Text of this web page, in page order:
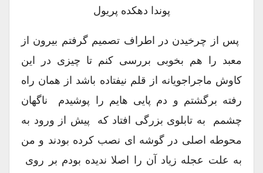
پوندا دهکده پریول
پس از چرخیدن در اطراف تصمیم گرفتم بیرون از
معبد را هم بخوبی بررسی کنم تا چیزی در این
کاوش ماجراجویانه از قلم نیفتاده باشد از همان راه
رفته برگشتم و دم پایی هایم را پوشیدم ناگهان
چشمم به تابلوی بزرگی افتاد که پیش از ورود به
محوطه اصلی در گوشه ای نصب کرده بودند و من
به علت عجله زیاد آن را اصلا ندیده بودم بر روی